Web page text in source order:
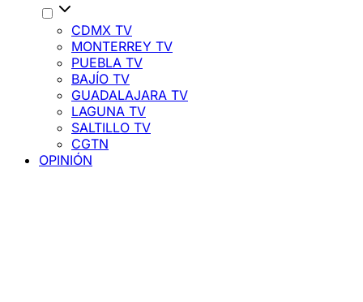
CDMX TV
MONTERREY TV
PUEBLA TV
BAJÍO TV
GUADALAJARA TV
LAGUNA TV
SALTILLO TV
CGTN
OPINIÓN